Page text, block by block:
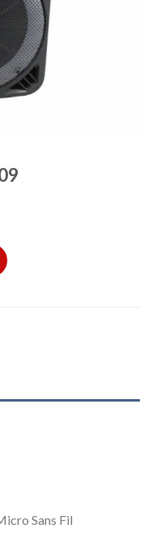
Sans Fil